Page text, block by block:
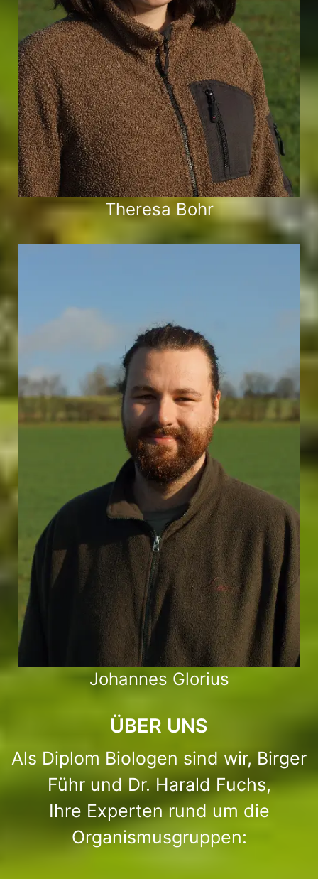
Theresa Bohr
Johannes Glorius
ÜBER UNS
Als Diplom Biologen sind wir, Birger
Führ und Dr. Harald Fuchs,
Ihre Experten rund um die
Organismusgruppen: